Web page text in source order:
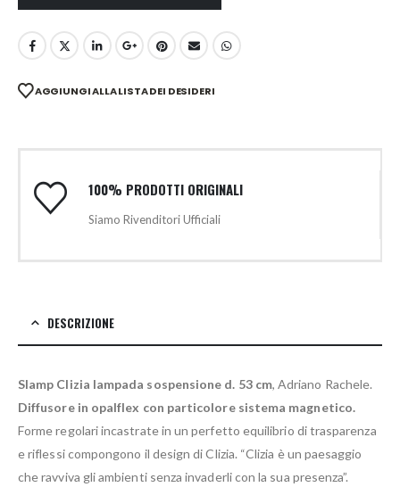
AGGIUNGI ALLA LISTA DEI DESIDERI
100% PRODOTTI ORIGINALI
Siamo Rivenditori Ufficiali
DESCRIZIONE
Slamp Clizia lampada sospensione d. 53 cm, Adriano Rachele.
Diffusore in opalflex con particolore sistema magnetico.
Forme regolari incastrate in un perfetto equilibrio di trasparenza
e riflessi compongono il design di Clizia. “Clizia è un paesaggio
che ravviva gli ambienti senza invaderli con la sua presenza”.